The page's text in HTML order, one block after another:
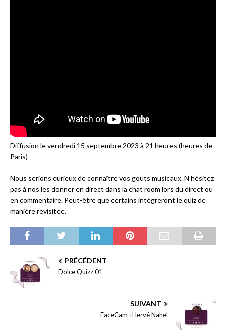
Diffusion le vendredi 15 septembre 2023 à 21 heures (heures de
Paris)
Nous serions curieux de connaître vos gouts musicaux. N’hésitez
pas à nos les donner en direct dans la chat room lors du direct ou
en commentaire. Peut-être que certains intègreront le quiz de
manière revisitée.
PRÉCÉDENT
Dolce Quizz 01
SUIVANT
FaceCam : Hervé Nahel